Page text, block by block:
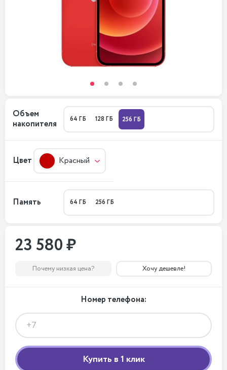
Объем
накопителя
64 ГБ 128 ГБ 256 ГБ
Цвет Красный
Память 64 ГБ 256 ГБ
23 580 ₽
Почему низкая цена? Хочу дешевле!
Номер телефона: